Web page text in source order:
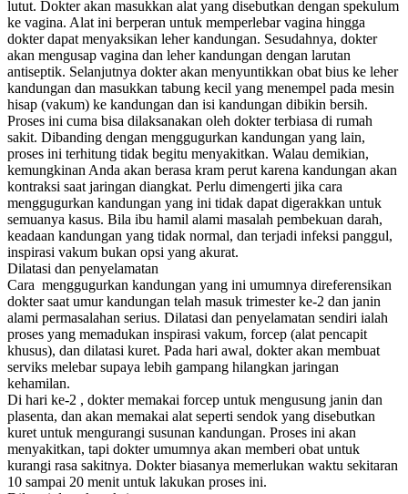
lutut. Dokter akan masukkan alat yang disebutkan dengan spekulum
ke vagina. Alat ini berperan untuk memperlebar vagina hingga
dokter dapat menyaksikan leher kandungan. Sesudahnya, dokter
akan mengusap vagina dan leher kandungan dengan larutan
antiseptik. Selanjutnya dokter akan menyuntikkan obat bius ke leher
kandungan dan masukkan tabung kecil yang menempel pada mesin
hisap (vakum) ke kandungan dan isi kandungan dibikin bersih.
Proses ini cuma bisa dilaksanakan oleh dokter terbiasa di rumah
sakit. Dibanding dengan menggugurkan kandungan yang lain,
proses ini terhitung tidak begitu menyakitkan. Walau demikian,
kemungkinan Anda akan berasa kram perut karena kandungan akan
kontraksi saat jaringan diangkat. Perlu dimengerti jika cara
menggugurkan kandungan yang ini tidak dapat digerakkan untuk
semuanya kasus. Bila ibu hamil alami masalah pembekuan darah,
keadaan kandungan yang tidak normal, dan terjadi infeksi panggul,
inspirasi vakum bukan opsi yang akurat.
Dilatasi dan penyelamatan
Cara menggugurkan kandungan yang ini umumnya direferensikan
dokter saat umur kandungan telah masuk trimester ke-2 dan janin
alami permasalahan serius. Dilatasi dan penyelamatan sendiri ialah
proses yang memadukan inspirasi vakum, forcep (alat pencapit
khusus), dan dilatasi kuret. Pada hari awal, dokter akan membuat
serviks melebar supaya lebih gampang hilangkan jaringan
kehamilan.
Di hari ke-2 , dokter memakai forcep untuk mengusung janin dan
plasenta, dan akan memakai alat seperti sendok yang disebutkan
kuret untuk mengurangi susunan kandungan. Proses ini akan
menyakitkan, tapi dokter umumnya akan memberi obat untuk
kurangi rasa sakitnya. Dokter biasanya memerlukan waktu sekitaran
10 sampai 20 menit untuk lakukan proses ini.